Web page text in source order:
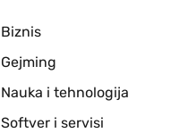
Biznis
Gejming
Nauka i tehnologija
Softver i servisi